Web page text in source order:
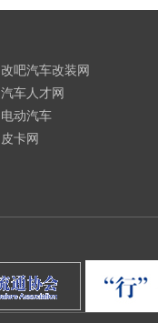
改吧汽车改装网
汽车人才网
电动汽车
皮卡网